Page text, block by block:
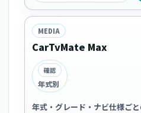
MEDIA
CarTvMate Max
確認
年式別
年式・グレード・ナビ仕様ご